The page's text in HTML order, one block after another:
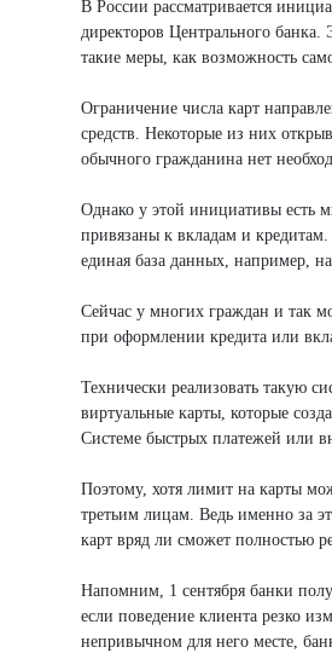
В России рассматривается
директоров Центрального
такие меры, как возможность
Ограничение числа карт
средств. Некоторые из них
обычного гражданина нет
Однако у этой инициативы есть
привязаны к вкладам и кредитам.
единая база данных, например,
Сейчас у многих граждан и так
при оформлении кредита или
Технически реализовать такую
виртуальные карты, которые
Системе быстрых платежей или
Поэтому, хотя лимит на карты
третьим лицам. Ведь именно за
карт вряд ли сможет полностью
Напомним, 1 сентября банки
если поведение клиента резко
непривычном для него месте,